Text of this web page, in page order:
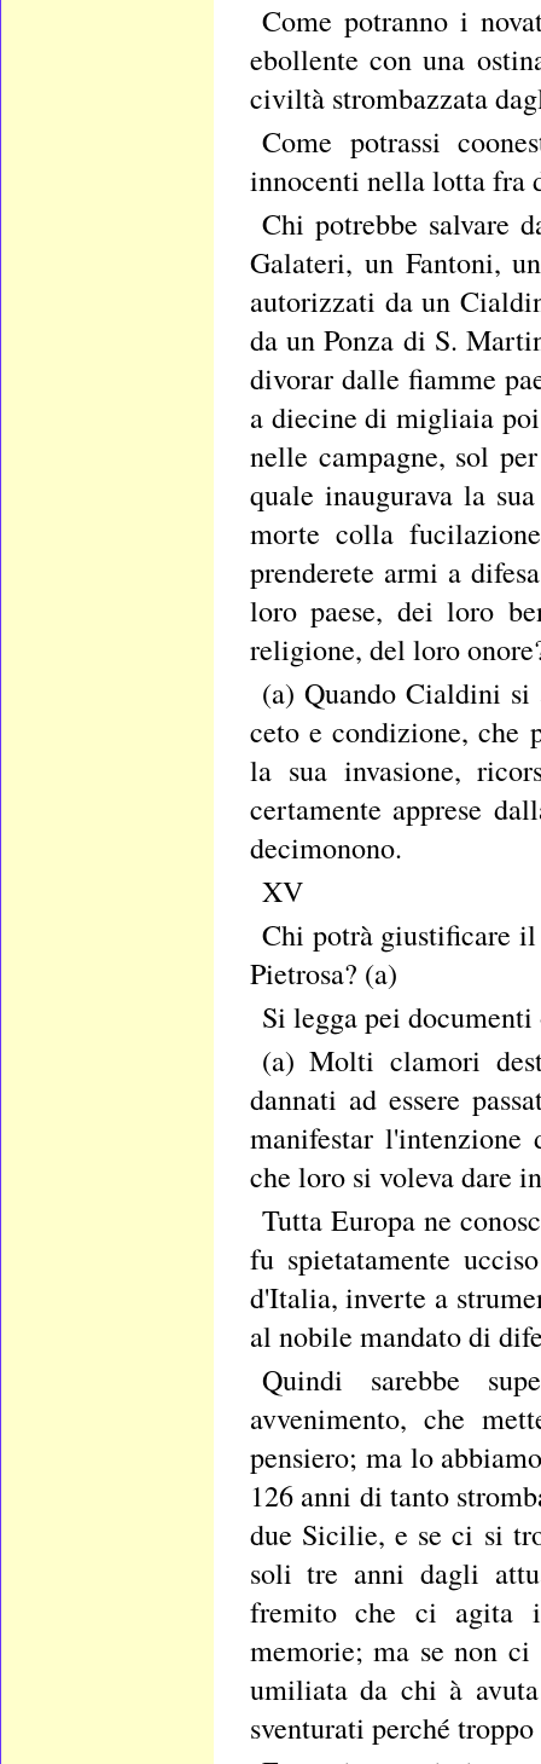
Come potranno i
ebollente con una
civiltà strombazzata
Come potrassi
innocenti nella lotta fra
Chi potrebbe salvare
Galateri, un Fantoni,
autorizzati da un
da un Ponza di S.
divorar dalle fiamme
a diecine di migliaia
nelle campagne, sol
quale inaugurava la
morte colla
prenderete armi a
loro paese, dei loro
religione, del loro
(a) Quando Cialdini
ceto e condizione, che
la sua invasione,
certamente apprese
decimonono.
XV
Chi potrà giustificare
Pietrosa? (a)
Si legga pei
(a) Molti clamori
dannati ad essere
manifestar
che loro si voleva dare
Tutta Europa ne
fu spietatamente
d'Italia, inverte a
al nobile mandato di
Quindi sarebbe
avvenimento, che
pensiero; ma lo
126 anni di tanto
due Sicilie, e se ci si
soli tre anni dagli
fremito che ci agita il
memorie; ma se non
umiliata da chi à
sventurati perché